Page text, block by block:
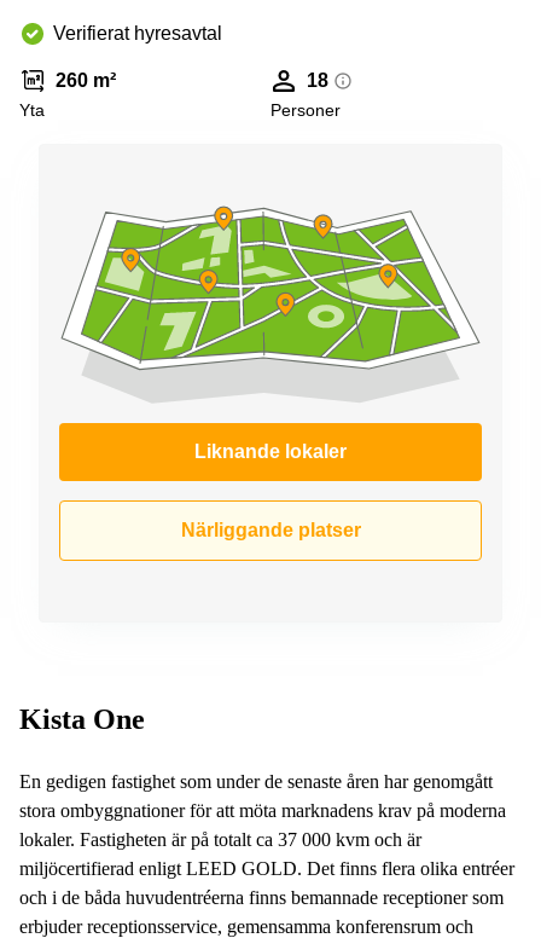
Verifierat hyresavtal
260 m²
Yta
18
Personer
Liknande lokaler
Närliggande platser
Kista One
En gedigen fastighet som under de senaste åren har genomgått
stora ombyggnationer för att möta marknadens krav på moderna
lokaler. Fastigheten är på totalt ca 37 000 kvm och är
miljöcertifierad enligt LEED GOLD. Det finns flera olika entréer
och i de båda huvudentréerna finns bemannade receptioner som
erbjuder receptionsservice, gemensamma konferensrum och